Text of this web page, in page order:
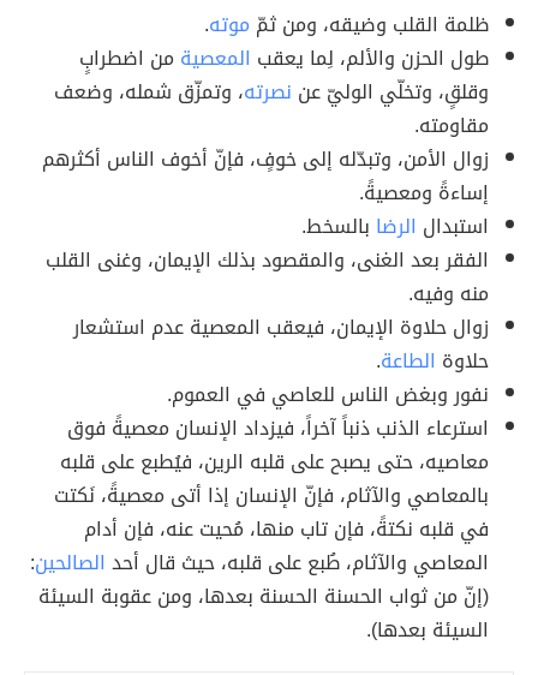
ظلمة القلب وضيقه، ومن ثمّ موته.
طول الحزن والألم، لِما يعقب المعصية من اضطرابٍ
وقلقٍ، وتخلّي الوليّ عن نصرته، وتمزّق شمله، وضعف
مقاومته.
زوال الأمن، وتبدّله إلى خوفٍ، فإنّ أخوف الناس أكثرهم
إساءةً ومعصيةً.
استبدال الرضا بالسخط.
الفقر بعد الغنى، والمقصود بذلك الإيمان، وغنى القلب
منه وفيه.
زوال حلاوة الإيمان، فيعقب المعصية عدم استشعار
حلاوة الطاعة.
نفور وبغض الناس للعاصي في العموم.
استرعاء الذنب ذنباً آخراً، فيزداد الإنسان معصيةً فوق
معاصيه، حتى يصبح على قلبه الرين، فيُطبع على قلبه
بالمعاصي والآثام، فإنّ الإنسان إذا أتى معصيةً، نَكتت
في قلبه نكتةً، فإن تاب منها، مُحيت عنه، فإن أدام
المعاصي والآثام، طُبع على قلبه، حيث قال أحد الصالحين:
(إنّ من ثواب الحسنة الحسنة بعدها، ومن عقوبة السيئة
السيئة بعدها).